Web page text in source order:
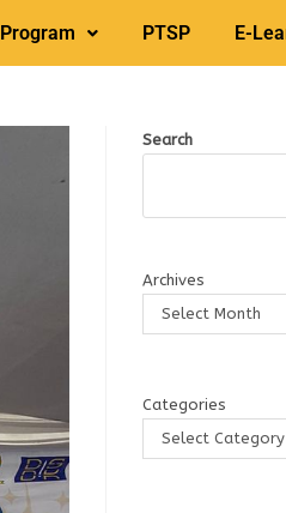
Program PTSP E-
Search
Archives
Select Month
Categories
Select Category